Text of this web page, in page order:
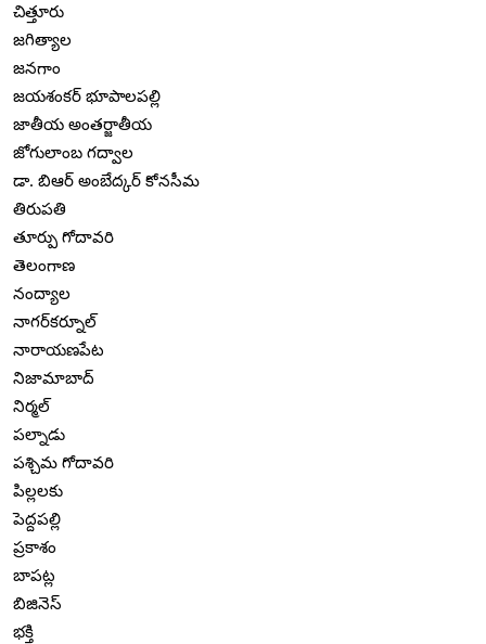
చిత్తూరు
జగిత్యాల
జనగాం
జయశంకర్ భూపాలపల్లి
జాతీయ అంతర్జాతీయ
జోగులాంబ గద్వాల
డా. బిఆర్ అంబేద్కర్ కోనసీమ
తిరుపతి
తూర్పు గోదావరి
తెలంగాణ
నంద్యాల
నాగర్‌కర్నూల్
నారాయణపేట
నిజామాబాద్
నిర్మల్
పల్నాడు
పశ్చిమ గోదావరి
పిల్లలకు
పెద్దపల్లి
ప్రకాశం
బాపట్ల
బిజినెస్
భక్తి